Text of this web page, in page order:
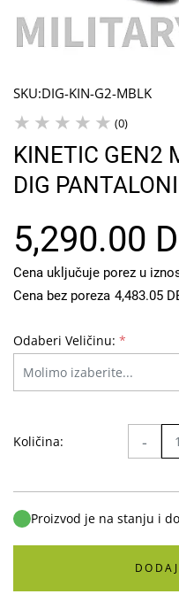
SKU:DIG-KIN-G2-MBLK
(0)
KINETIC GEN2
DIG PANTALONI
5,290.00
Cena uključuje porez u
Cena bez poreza 4,483.05
Odaberi Veličinu: *
Količina: -
Proizvod je na stanju i